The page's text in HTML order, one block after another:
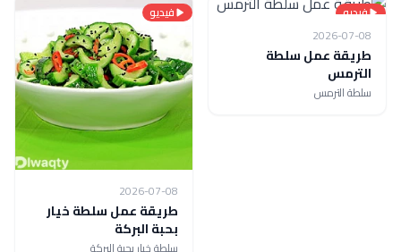
فيديو
2026-07-08
طريقة عمل سلطة
الترمس
سلطة الترمس
فيديو
2026-07-08
طريقة عمل سلطة خيار
بحبة البركة
سلطة خيار بحبة البركة